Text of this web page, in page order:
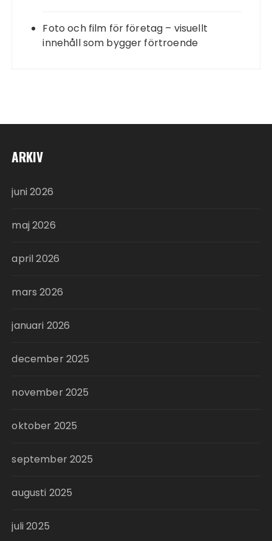
Foto och film för företag – visuellt
innehåll som bygger förtroende
ARKIV
juni 2026
maj 2026
april 2026
mars 2026
januari 2026
december 2025
november 2025
oktober 2025
september 2025
augusti 2025
juli 2025